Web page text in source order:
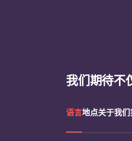
我们期待不
语言地点关于我们